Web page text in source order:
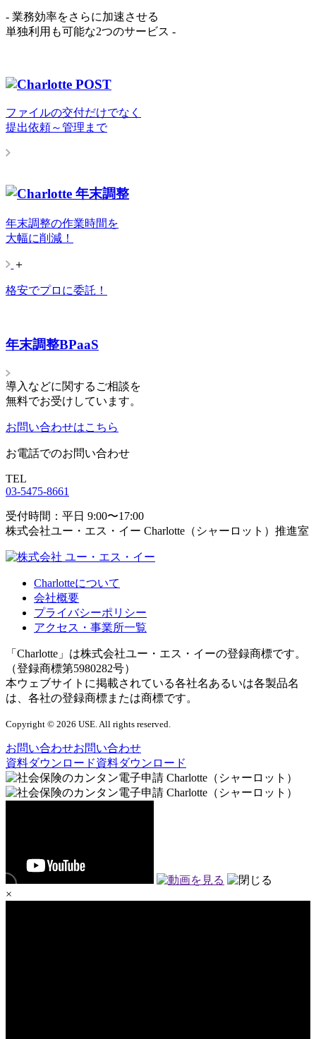
- 業務効率をさらに加速させる
単独利用も可能な2つのサービス -
ファイルの交付だけでなく
提出依頼～管理まで
年末調整の作業時間を
大幅に削減！
＋
格安でプロに委託！
年末調整BPaaS
導入などに関するご相談を
無料でお受けしています。
お問い合わせはこちら
お電話でのお問い合わせ
TEL
03-5475-8661
受付時間：平日 9:00〜17:00
株式会社ユー・エス・イー Charlotte（シャーロット）推進室
Charlotteについて
会社概要
プライバシーポリシー
アクセス・事業所一覧
「Charlotte」は株式会社ユー・エス・イーの登録商標です。
（登録商標第5980282号）
本ウェブサイトに掲載されている各社名あるいは各製品名
は、各社の登録商標または商標です。
Copyright © 2026 USE. All rights reserved.
お問い合わせお問い合わせ
資料ダウンロード資料ダウンロード
×